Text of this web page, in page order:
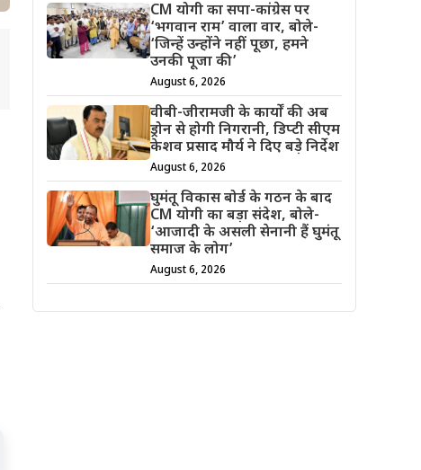
CM योगी का सपा-कांग्रेस पर
‘भगवान राम’ वाला वार, बोले-
‘जिन्हें उन्होंने नहीं पूछा, हमने
उनकी पूजा की’
August 6, 2026
वीबी-जीरामजी के कार्यों की अब
ड्रोन से होगी निगरानी, डिप्टी सीएम
केशव प्रसाद मौर्य ने दिए बड़े निर्देश
August 6, 2026
घुमंतू विकास बोर्ड के गठन के बाद
CM योगी का बड़ा संदेश, बोले-
‘आजादी के असली सेनानी हैं घुमंतू
समाज के लोग’
August 6, 2026